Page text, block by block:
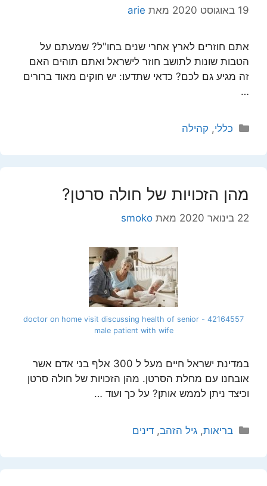
19 באוגוסט 2020 מאת arie
אתם חוזרים לארץ אחרי שנים בחו"ל? שמעתם על
הטבות שונות לתושב חוזר לישראל ואתם תוהים האם
זה מגיע גם לכם? כדאי שתדעו: יש חוקים מאוד ברורים
…
קטגוריות
כללי, קהילה
מהן הזכויות של חולה סרטן?
22 בינואר 2020 מאת smoko
42164557 - doctor on home visit discussing health of senior
male patient with wife
במדינת ישראל חיים מעל ל 300 אלף בני אדם אשר
אובחנו עם מחלת הסרטן. מהן הזכויות של חולה סרטן
וכיצד ניתן לממש אותן? על כך ועוד …
קטגוריות
בריאות,גיל הזהב,דינים